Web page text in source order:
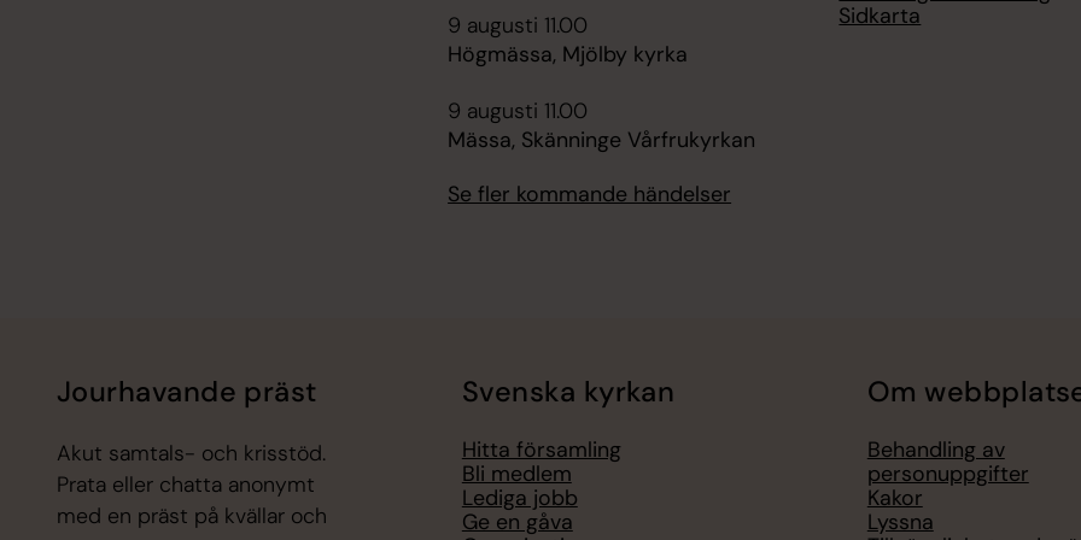
9 augusti 11.00
Högmässa, Mjölby kyrka
9 augusti 11.00
Mässa, Skänninge Vårfrukyrkan
Se fler kommande händelser
Sidkarta
Jourhavande präst
Akut samtals- och krisstöd.
Prata eller chatta anonymt
med en präst på kvällar och
Svenska kyrkan
Hitta församling
Bli medlem
Lediga jobb
Ge en gåva
Om
Behandling av
personuppgifter
Kakor
Lyssna